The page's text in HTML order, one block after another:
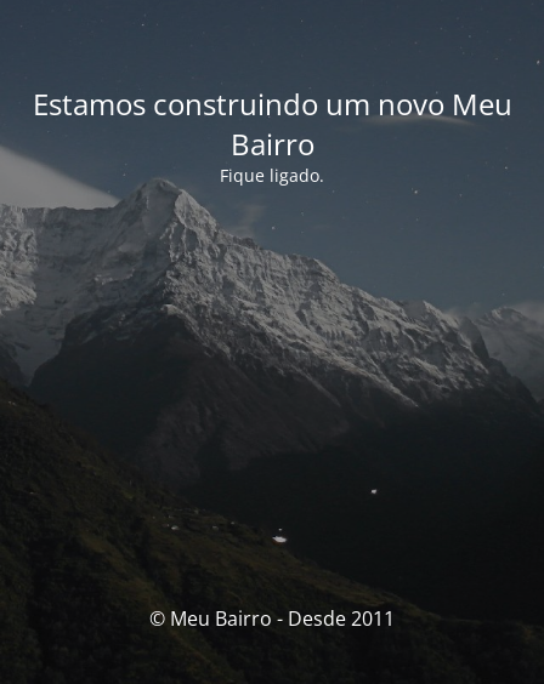
Estamos construindo um novo Meu
Bairro
Fique ligado.
© Meu Bairro - Desde 2011